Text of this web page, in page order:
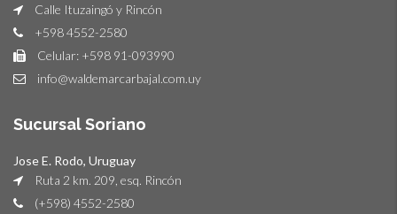
Calle Ituzaingó y Rincón
+598 4552-2580
Celular: +598 91-093990
info@waldemarcarbajal.com.uy
Sucursal Soriano
Jose E. Rodo, Uruguay
Ruta 2 km. 209, esq. Rincón
(+598) 4552-2580